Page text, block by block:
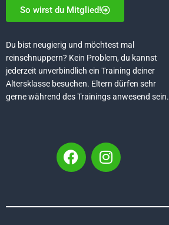
So wirst du Mitglied!
Du bist neugierig und möchtest mal
reinschnuppern? Kein Problem, du kannst
jederzeit unverbindlich ein Training deiner
Altersklasse besuchen. Eltern dürfen sehr
gerne während des Trainings anwesend sein.